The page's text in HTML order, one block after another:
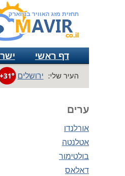
תחזית מזג האוויר בניוארק
דף ראשי
העיר שלי: ירושלים +31°
ערים
אורלנדו
אטלנטה
בולטימור
דאלאס